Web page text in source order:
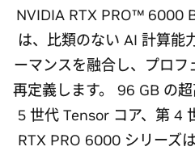
NVIDIA RTX PRO™ 6000
は、比類のない AI 計算能
ーマンスを融合し、プロフ
再定義します。 96 GB の
5 世代 Tensor コア、第 4
RTX PRO 6000 シリーズ